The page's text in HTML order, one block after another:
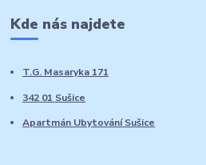
Kde nás najdete
T.G. Masaryka 171
342 01 Sušice
Apartmán Ubytování Sušice